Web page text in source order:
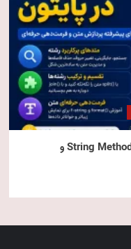
متدهای رشته در پایتون؛ آموزش کامل String Methods و